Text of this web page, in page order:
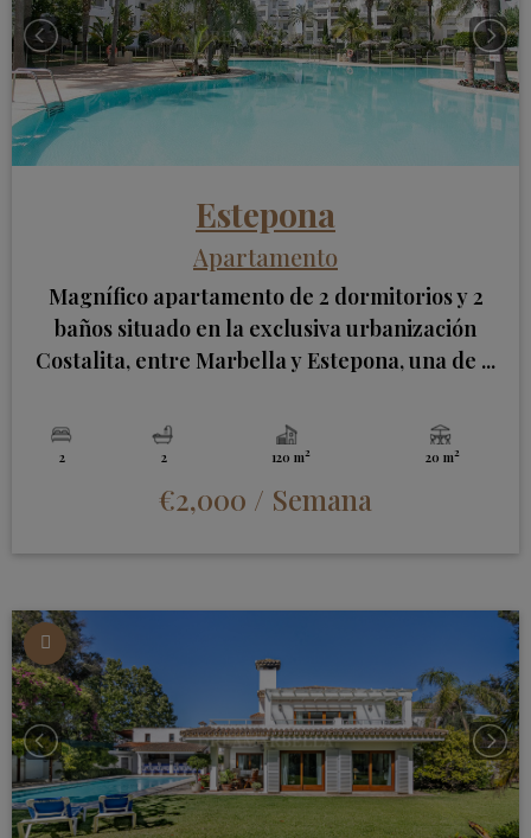
Estepona
Apartamento
Magnífico apartamento de 2 dormitorios y 2
baños situado en la exclusiva urbanización
Costalita, entre Marbella y Estepona, una de ...
2 2 120 m2 20 m2
€2,000 / Semana